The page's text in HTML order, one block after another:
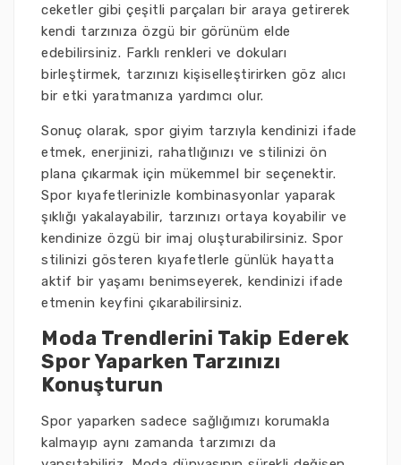
ceketler gibi çeşitli parçaları bir araya getirerek
kendi tarzınıza özgü bir görünüm elde
edebilirsiniz. Farklı renkleri ve dokuları
birleştirmek, tarzınızı kişiselleştirirken göz alıcı
bir etki yaratmanıza yardımcı olur.
Sonuç olarak, spor giyim tarzıyla kendinizi ifade
etmek, enerjinizi, rahatlığınızı ve stilinizi ön
plana çıkarmak için mükemmel bir seçenektir.
Spor kıyafetlerinizle kombinasyonlar yaparak
şıklığı yakalayabilir, tarzınızı ortaya koyabilir ve
kendinize özgü bir imaj oluşturabilirsiniz. Spor
stilinizi gösteren kıyafetlerle günlük hayatta
aktif bir yaşamı benimseyerek, kendinizi ifade
etmenin keyfini çıkarabilirsiniz.
Moda Trendlerini Takip Ederek
Spor Yaparken Tarzınızı
Konuşturun
Spor yaparken sadece sağlığımızı korumakla
kalmayıp aynı zamanda tarzımızı da